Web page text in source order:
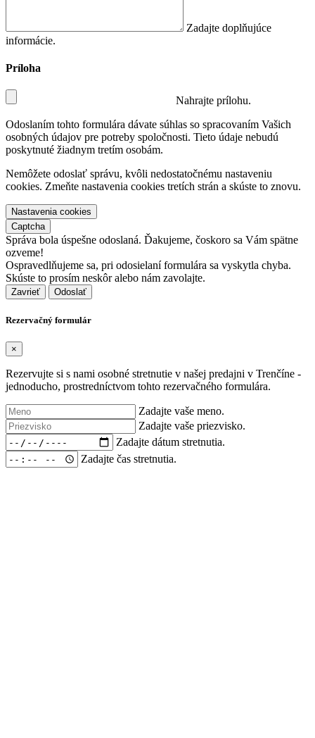
Zadajte doplňujúce
informácie.
Príloha
Nahrajte prílohu.
Odoslaním tohto formulára dávate súhlas so spracovaním Vašich
osobných údajov pre potreby spoločnosti. Tieto údaje nebudú
poskytnuté žiadnym tretím osobám.
Nemôžete odoslať správu, kvôli nedostatočnému nastaveniu
cookies. Zmeňte nastavenia cookies tretích strán a skúste to znovu.
Nastavenia cookies
Captcha
Správa bola úspešne odoslaná. Ďakujeme, čoskoro sa Vám spätne
ozveme!
Ospravedlňujeme sa, pri odosielaní formulára sa vyskytla chyba.
Skúste to prosím neskôr alebo nám zavolajte.
Zavrieť
Rezervačný formulár
×
Rezervujte si s nami osobné stretnutie v našej predajni v Trenčíne -
jednoducho, prostredníctvom tohto rezervačného formulára.
Zadajte vaše meno.
Zadajte vaše priezvisko.
Zadajte dátum stretnutia.
Zadajte čas stretnutia.